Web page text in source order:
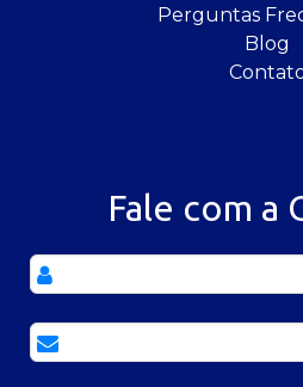
Perguntas
Blog
Fale com a